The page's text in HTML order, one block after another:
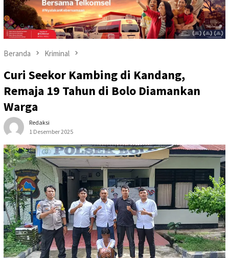
Beranda Kriminal
Curi Seekor Kambing di Kandang,
Remaja 19 Tahun di Bolo Diamankan
Warga
Redaksi
1 Desember 2025